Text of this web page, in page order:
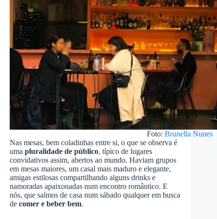
Foto: Brunella Nunes
Nas mesas, bem coladinhas entre si, o que se observa é
uma pluralidade de público, típico de lugares
convidativos assim, abertos ao mundo. Haviam grupos
em mesas maiores, um casal mais maduro e elegante,
amigas estilosas compartilhando alguns drinks e
namoradas apaixonadas num encontro romântico. E
nós, que saímos de casa num sábado qualquer em busca
de comer e beber bem.